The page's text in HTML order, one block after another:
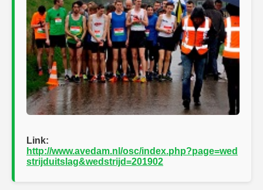
Link:
http://www.avedam.nl/osc/index.php?page=wed
strijduitslag&wedstrijd=201902